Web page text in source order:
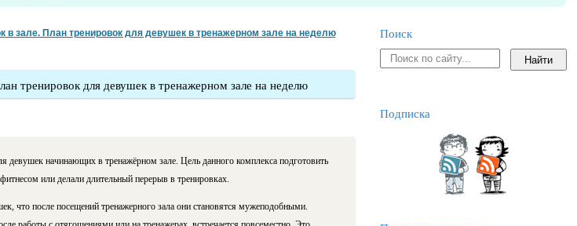
в зале. План тренировок для девушек в тренажерном зале на неделю
тренировок для девушек в тренажерном зале на неделю
начинающих в тренажёрном зале. Цель данного комплекса подготовить
или делали длительный перерыв в тренировках.
что после посещений тренажерного зала они становятся мужеподобными.
Поиск
Подписка